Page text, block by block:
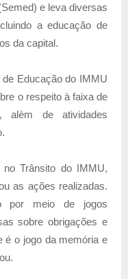
e leva diversas
a educação de
da capital.
Educação do IMMU
o respeito à faixa de
além de atividades
Trânsito do IMMU,
as ações realizadas.
por meio de jogos
sobre obrigações e
é o jogo da memória e